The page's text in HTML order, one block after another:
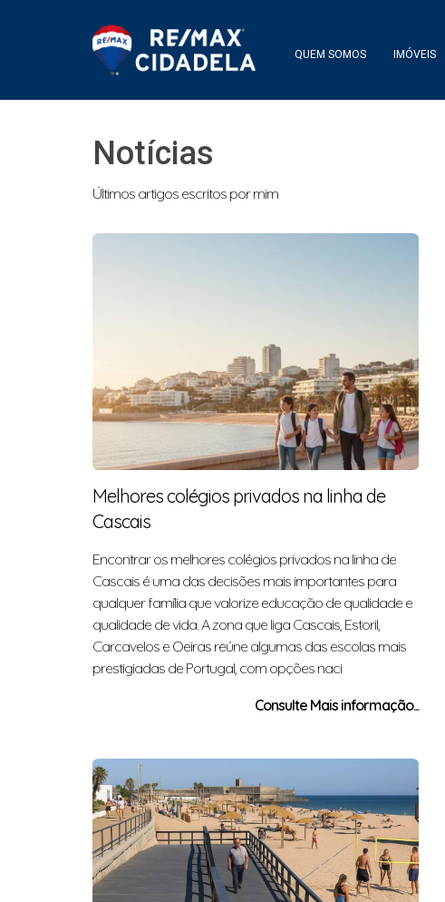
QUEM SOMOS IMÓVEIS
Notícias
Últimos artigos escritos por mim
Melhores colégios privados na linha de
Cascais
Encontrar os melhores colégios privados na linha de
Cascais é uma das decisões mais importantes para
qualquer família que valorize educação de qualidade e
qualidade de vida. A zona que liga Cascais, Estoril,
Carcavelos e Oeiras reúne algumas das escolas mais
prestigiadas de Portugal, com opções naci
Consulte Mais informação...